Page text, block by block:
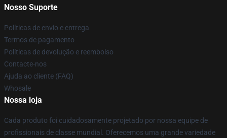
Nosso Suporte
Políticas de envio e entrega
Termos de pagamento
Políticas de devolução e reembolso
Contacte-nos
Ajuda ao cliente (FAQ)
Whosale
Nossa loja
Cada produto foi cuidadosamente projetado por nossa equipe de
profissionais de classe mundial. Oferecemos uma grande variedade